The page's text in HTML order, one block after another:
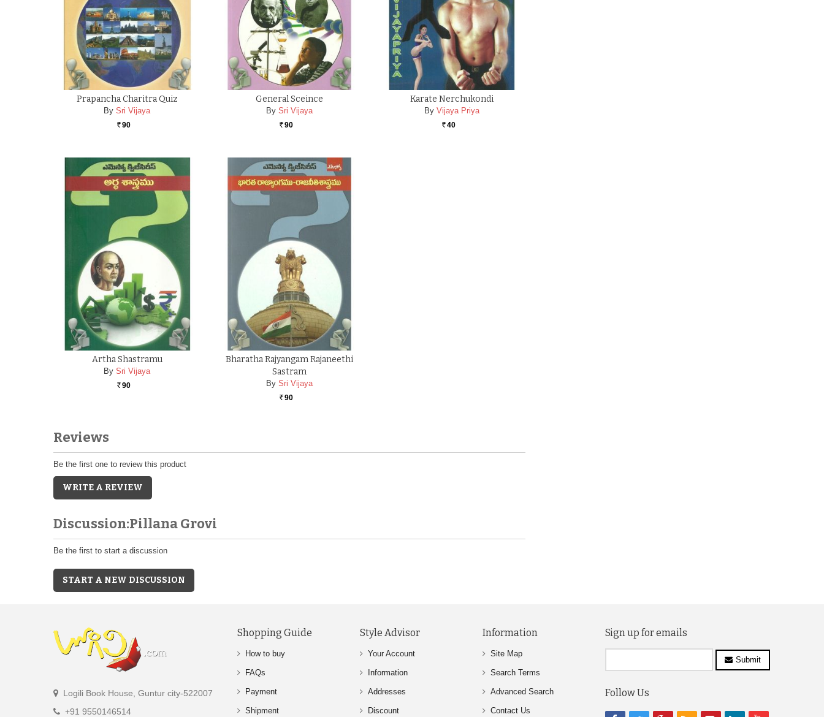
Prapancha Charitra Quiz
By Sri Vijaya
Rs. 90
General Sceince
By Sri Vijaya
Rs. 90
Karate Nerchukondi
By Vijaya Priya
Rs. 40
Artha Shastramu
By Sri Vijaya
Rs. 90
Bharatha Rajyangam Rajaneethi
Sastram
By Sri Vijaya
Rs. 90
Reviews
Be the first one to review this product
WRITE A REVIEW
Discussion:Pillana Grovi
Be the first to start a discussion
START A NEW DISCUSSION
Logili Book House, Guntur city-522007
+91 9550146514
Shopping Guide
How to buy
FAQs
Payment
Shipment
Style Advisor
Your Account
Information
Addresses
Discount
Information
Site Map
Search Terms
Advanced Search
Contact Us
Sign up for emails
Submit
Follow Us